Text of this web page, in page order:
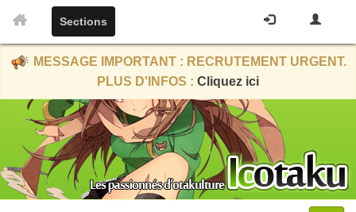
Sections
MESSAGE IMPORTANT : RECRUTEMENT URGENT.
PLUS D'INFOS : Cliquez ici